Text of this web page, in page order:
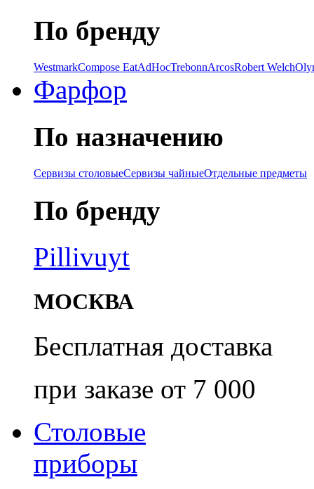
По бренду
WestmarkCompose EatAdHocTrebonnArcosRobert Welch
Фарфор
По назначению
Сервизы столовыеСервизы чайныеОтдельные предметы
По бренду
Pillivuyt
МОСКВА
Бесплатная доставка
при заказе от 7 000
Столовые
приборы